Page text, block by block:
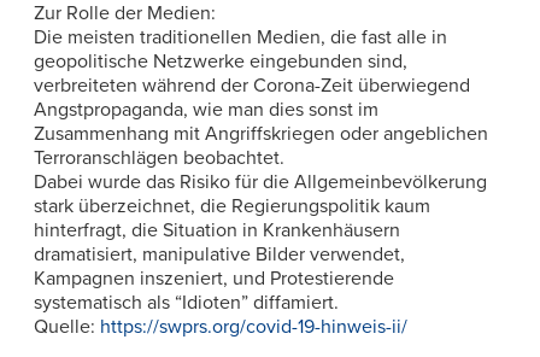
Zur Rolle der Medien:
Die meisten traditionellen Medien, die fast alle in
geopolitische Netzwerke eingebunden sind,
verbreiteten während der Corona-Zeit überwiegend
Angstpropaganda, wie man dies sonst im
Zusammenhang mit Angriffskriegen oder angeblichen
Terroranschlägen beobachtet.
Dabei wurde das Risiko für die Allgemeinbevölkerung
stark überzeichnet, die Regierungspolitik kaum
hinterfragt, die Situation in Krankenhäusern
dramatisiert, manipulative Bilder verwendet,
Kampagnen inszeniert, und Protestierende
systematisch als “Idioten” diffamiert.
Quelle: https://swprs.org/covid-19-hinweis-ii/